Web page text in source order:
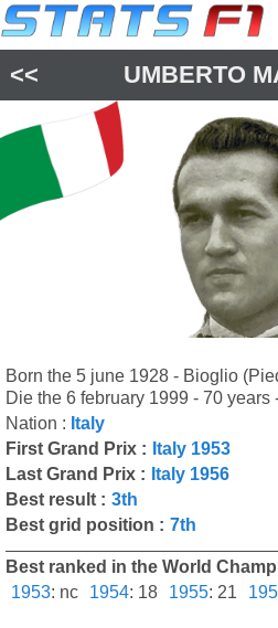
<< UMBERTO
Born the 5 june 1928 - Bioglio
Die the 6 february 1999 - 70 years
Nation : Italy
First Grand Prix : Italy 1953
Last Grand Prix : Italy 1956
Best result : 3th
Best grid position : 7th
Best ranked in the World
1953: nc 1954: 18 1955: 21